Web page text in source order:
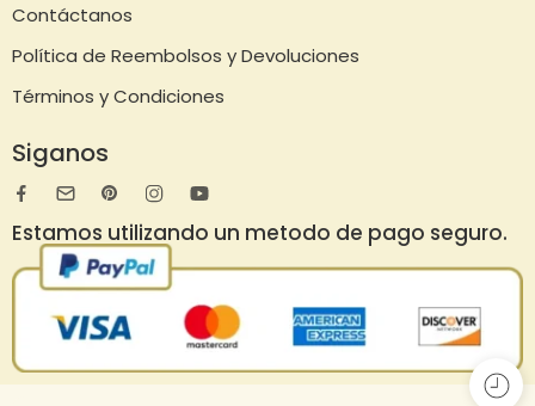
Contáctanos
Política de Reembolsos y Devoluciones
Términos y Condiciones
Siganos
Estamos utilizando un metodo de pago seguro.